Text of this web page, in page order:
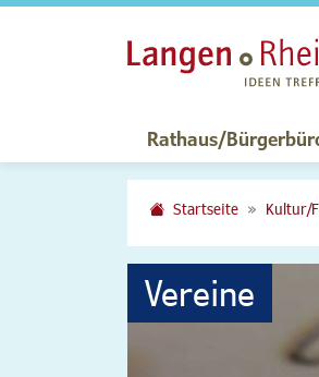
Rathaus/
Startseite Kultur/
Vereine